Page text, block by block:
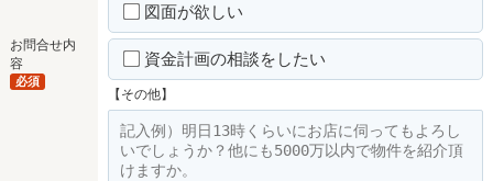
お問合せ内
容
必須
図面が欲しい
資金計画の相談をしたい
【その他】